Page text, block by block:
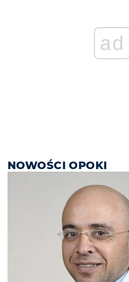
ad
NOWOŚCI OPOKI